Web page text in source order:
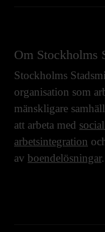
Om Stockholms
Stockholms
organisation som
mänskligare
att arbeta med
arbetsintegration
av boendelösningar.